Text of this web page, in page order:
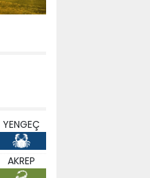
YENGEÇ
AKREP